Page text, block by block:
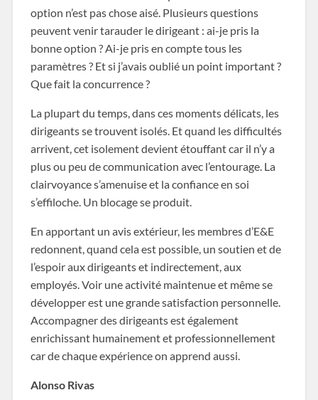
option n’est pas chose aisé. Plusieurs questions
peuvent venir tarauder le dirigeant : ai-je pris la
bonne option ? Ai-je pris en compte tous les
paramètres ? Et si j’avais oublié un point important ?
Que fait la concurrence ?
La plupart du temps, dans ces moments délicats, les
dirigeants se trouvent isolés. Et quand les difficultés
arrivent, cet isolement devient étouffant car il n’y a
plus ou peu de communication avec l’entourage. La
clairvoyance s’amenuise et la confiance en soi
s’effiloche. Un blocage se produit.
En apportant un avis extérieur, les membres d’E&E
redonnent, quand cela est possible, un soutien et de
l’espoir aux dirigeants et indirectement, aux
employés. Voir une activité maintenue et même se
développer est une grande satisfaction personnelle.
Accompagner des dirigeants est également
enrichissant humainement et professionnellement
car de chaque expérience on apprend aussi.
Alonso Rivas